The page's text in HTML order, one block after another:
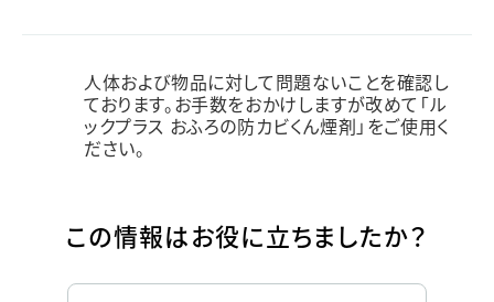
人体および物品に対して問題ないことを確認し
ております。お手数をおかけしますが改めて「ル
ックプラス おふろの防カビくん煙剤」をご使用く
ださい。
この情報はお役に立ちましたか？